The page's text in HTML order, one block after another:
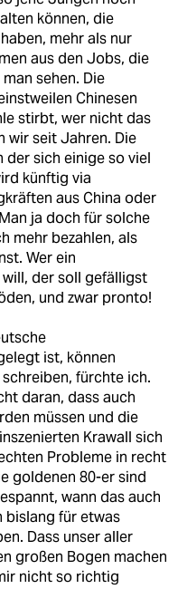
können, die
mehr als nur
aus den Jobs, die
sehen. Die
Chinesen
stirbt, wer nicht das
wir seit Jahren. Die
der sich einige so viel
künftig via
aus China oder
ja doch für solche
mehr bezahlen, als
Wer ein
der soll gefälligst
und zwar pronto!
ist, können
fürchte ich.
daran, dass auch
müssen und die
Krawall sich
Probleme in recht
goldenen 80-er sind
wann das auch
bislang für etwas
Dass unser aller
großen Bogen machen
nicht so richtig